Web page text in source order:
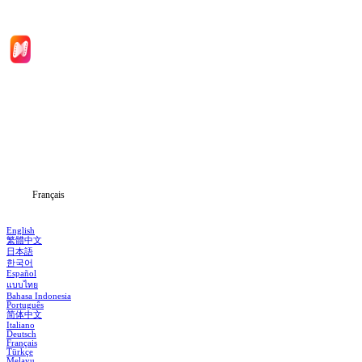
Français
English
繁體中文
日本語
한국어
Español
แบบไทย
Bahasa Indonesia
Português
简体中文
Italiano
Deutsch
Français
Türkçe